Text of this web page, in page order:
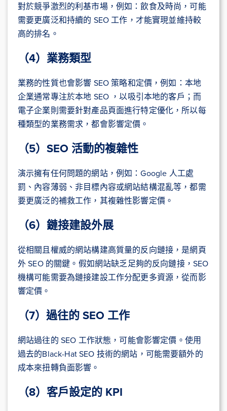
對於競爭激烈的利基市場，例如：飲食及時尚，可能
需要更廣泛和持續的 SEO 工作，才能實現並維持較
高的排名。
（4）業務類型
業務的性質也會影響 SEO 策略和定價，例如：本地
企業通常專注於本地 SEO ，以吸引本地的客戶；而
電子企業則需要針對產品頁面進行特定優化，所以每
種類型的業務需求，都會影響定價。
（5）SEO 活動的複雜性
演示擁有任何問題的網站，例如：Google 人工處
罰、內容薄弱、非目標內容或網站結構混亂等，都需
要更廣泛的補救工作，其複雜性影響定價。
（6）鏈接建設外展
從相關且權威的網站構建高質量的反向鏈接，是網頁
外 SEO 的關鍵。假如網站缺乏足夠的反向鏈接，SEO
機構可能需要為鏈接建設工作分配更多資源，從而影
響定價。
（7）過往的 SEO 工作
網站過往的 SEO 工作狀態，可能會影響定價。使用
過去的Black-Hat SEO 技術的網站，可能需要額外的
成本來扭轉負面影響。
（8）客戶設定的 KPI